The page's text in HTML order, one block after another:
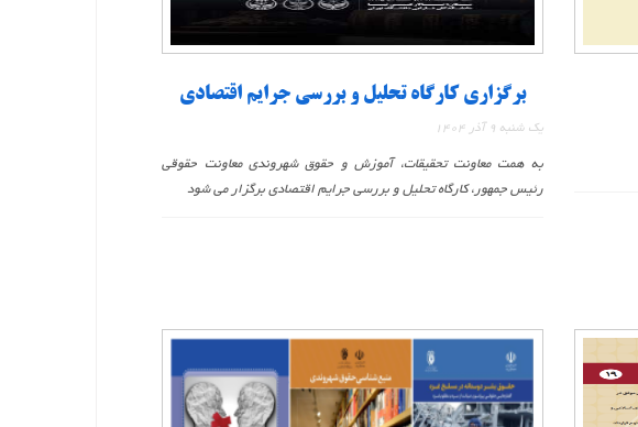
برگزاری کارگاه تحلیل و بررسی جرایم اقتصادی
یک شنبه 9 آذر 1404
به همت معاونت تحقیقات، آموزش و حقوق شهروندی معاونت حقوقی
رئیس جمهور، کارگاه تحلیل و بررسی جرایم اقتصادی برگزار می شود